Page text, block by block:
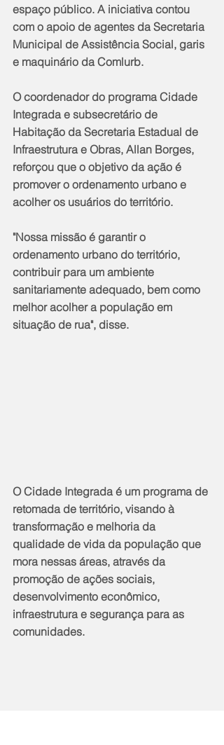
espaço público. A iniciativa contou
com o apoio de agentes da Secretaria
Municipal de Assistência Social, garis
e maquinário da Comlurb.
O coordenador do programa Cidade
Integrada e subsecretário de
Habitação da Secretaria Estadual de
Infraestrutura e Obras, Allan Borges,
reforçou que o objetivo da ação é
promover o ordenamento urbano e
acolher os usuários do território.
"Nossa missão é garantir o
ordenamento urbano do território,
contribuir para um ambiente
sanitariamente adequado, bem como
melhor acolher a população em
situação de rua", disse.
O Cidade Integrada é um programa de
retomada de território, visando à
transformação e melhoria da
qualidade de vida da população que
mora nessas áreas, através da
promoção de ações sociais,
desenvolvimento econômico,
infraestrutura e segurança para as
comunidades.